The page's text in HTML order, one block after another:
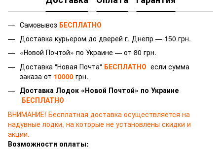
Самовывоз БЕСПЛАТНО
Доставка курьером до дверей г. Днепр — 150 грн.
«Новой Почтой» по Украине — от 80 грн.
Доставка "Новая Почта" БЕСПЛАТНО если сумма
заказа от 10000 грн.
Доставка Лодок «Новой Почтой» по Украине
БЕСПЛАТНО
ВНИМАНИЕ! Бесплатная доставка осуществляется на
надувные лодки, на которые не установлены скидки и
акции.
Возможности оплаты: